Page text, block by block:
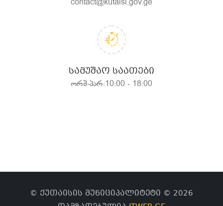
contact@kutaisi.gov.ge
ᲡᲐᲛᲣᲨᲐᲝ ᲡᲐᲐᲗᲔᲑᲘ
ორშ-პარ:10:00 - 18:00
© ქუთაისის მუნიციპალიტეტი © 2026